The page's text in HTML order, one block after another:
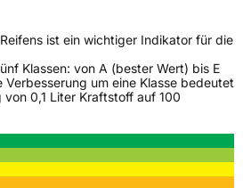
ist ein wichtiger Indikator für die
Klassen: von A (bester Wert) bis E
Verbesserung um eine Klasse bedeutet
von 0,1 Liter Kraftstoff auf 100